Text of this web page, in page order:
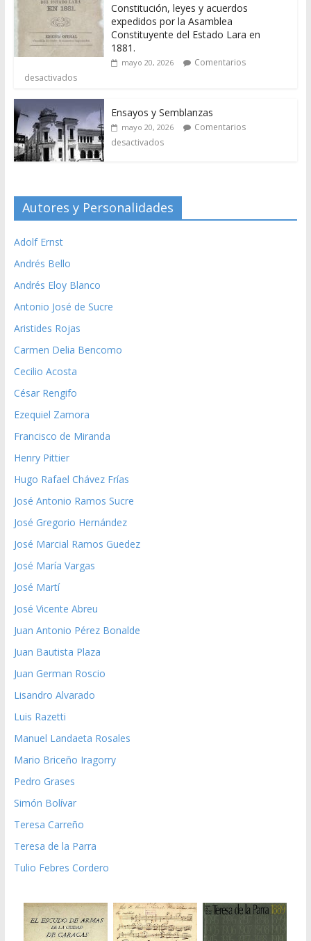
Constitución, leyes y acuerdos
expedidos por la Asamblea
Constituyente del Estado Lara en
1881.
mayo 20, 2026
Comentarios
desactivados
Ensayos y Semblanzas
mayo 20, 2026
Comentarios
desactivados
Autores y Personalidades
Adolf Ernst
Andrés Bello
Andrés Eloy Blanco
Antonio José de Sucre
Aristides Rojas
Carmen Delia Bencomo
Cecilio Acosta
César Rengifo
Ezequiel Zamora
Francisco de Miranda
Henry Pittier
Hugo Rafael Chávez Frías
José Antonio Ramos Sucre
José Gregorio Hernández
José Marcial Ramos Guedez
José María Vargas
José Martí
José Vicente Abreu
Juan Antonio Pérez Bonalde
Juan Bautista Plaza
Juan German Roscio
Lisandro Alvarado
Luis Razetti
Manuel Landaeta Rosales
Mario Briceño Iragorry
Pedro Grases
Simón Bolívar
Teresa Carreño
Teresa de la Parra
Tulio Febres Cordero